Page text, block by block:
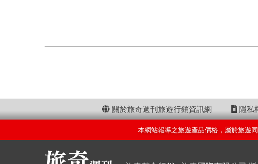
關於旅奇週刊旅遊行銷資訊網 隱私
本網站報導之旅遊產品價格，屬於旅遊